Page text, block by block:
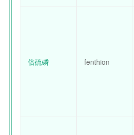
倍硫磷 fenthion